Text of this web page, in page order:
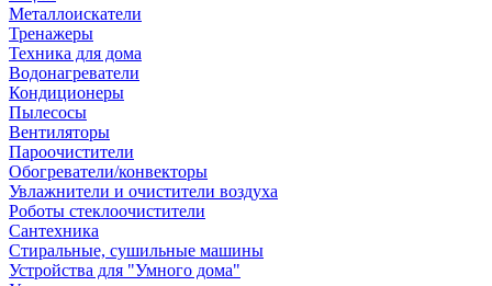
Металлоискатели
Тренажеры
Техника для дома
Водонагреватели
Кондиционеры
Пылесосы
Вентиляторы
Пароочистители
Обогреватели/конвекторы
Увлажнители и очистители воздуха
Роботы стеклоочистители
Сантехника
Стиральные, сушильные машины
Устройства для "Умного дома"